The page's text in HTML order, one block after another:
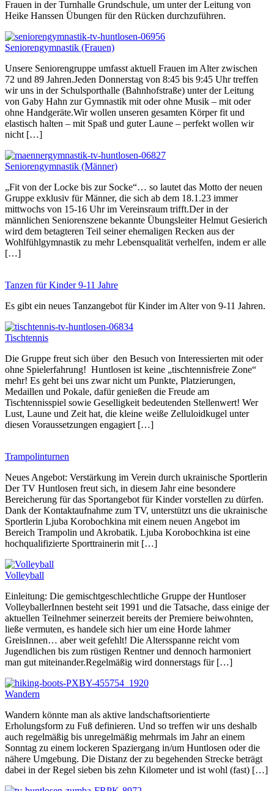
Frauen in der Turnhalle Grundschule, um unter der Leitung von
Heike Hanssen Übungen für den Rücken durchzuführen.
Seniorengymnastik (Frauen)
Unsere Seniorengruppe umfasst aktuell Frauen im Alter zwischen
72 und 89 Jahren.Jeden Donnerstag von 8:45 bis 9:45 Uhr treffen
wir uns in der Schulsporthalle (Bahnhofstraße) unter der Leitung
von Gaby Hahn zur Gymnastik mit oder ohne Musik – mit oder
ohne Handgeräte.Wir wollen unseren gesamten Körper fit und
elastisch halten – mit Spaß und guter Laune – perfekt wollen wir
nicht […]
Seniorengymnastik (Männer)
„Fit von der Locke bis zur Socke“… so lautet das Motto der neuen
Gruppe exklusiv für Männer, die sich ab dem 18.1.23 immer
mittwochs von 15-16 Uhr im Vereinsraum trifft.Der in der
männlichen Seniorenszene bekannte Übungsleiter Helmut Gesierich
wird dem betagteren Teil seiner ehemaligen Recken aus der
Wohlfühlgymnastik zu mehr Lebensqualität verhelfen, indem er alle
[…]
Tanzen für Kinder 9-11 Jahre
Es gibt ein neues Tanzangebot für Kinder im Alter von 9-11 Jahren.
Tischtennis
Die Gruppe freut sich über den Besuch von Interessierten mit oder
ohne Spielerfahrung! Huntlosen ist keine „tischtennisfreie Zone“
mehr! Es geht bei uns zwar nicht um Punkte, Platzierungen,
Medaillen und Pokale, dafür genießen die Freude am
Tischtennisspiel sowie Geselligkeit bedeutenden Stellenwert! Wer
Lust, Laune und Zeit hat, die kleine weiße Zelluloidkugel unter
diesen Voraussetzungen engagiert […]
Trampolinturnen
Neues Angebot: Verstärkung im Verein durch ukrainische Sportlerin
Der TV Huntlosen freut sich, in diesem Jahr eine besondere
Bereicherung für das Sportangebot für Kinder vorstellen zu dürfen.
Dank der Kontaktaufnahme zum TV, unterstützt uns die ukrainische
Sportlerin Ljuba Korobochkina mit einem neuen Angebot im
Bereich Trampolin und Akrobatik. Ljuba Korobochkina ist eine
hochqualifizierte Sporttrainerin mit […]
Volleyball
Einleitung: Die gemischtgeschlechtliche Gruppe der Huntloser
VolleyballerInnen besteht seit 1991 und die Tatsache, dass einige der
aktuellen Teilnehmer seinerzeit bereits der Premiere beiwohnten,
ließe vermuten, es handele sich hier um eine Horde lahmer
GreisInnen… aber weit gefehlt! Die Altersspanne reicht vom
Jugendlichen bis zum rüstigen Rentner und dennoch harmoniert
man gut miteinander.Regelmäßig wird donnerstags für […]
Wandern
Wandern könnte man als aktive landschaftsorientierte
Erholungsform zu Fuß definieren. Und so treffen wir uns deshalb
auch regelmäßig bis unregelmäßig mehrmals im Jahr an einem
Sonntag zu einem lockeren Spaziergang in/um Huntlosen oder die
nähere Umgebung. Die Distanz der zu begehenden Strecke beträgt
dabei in der Regel sieben bis zehn Kilometer und ist wohl (fast) […]